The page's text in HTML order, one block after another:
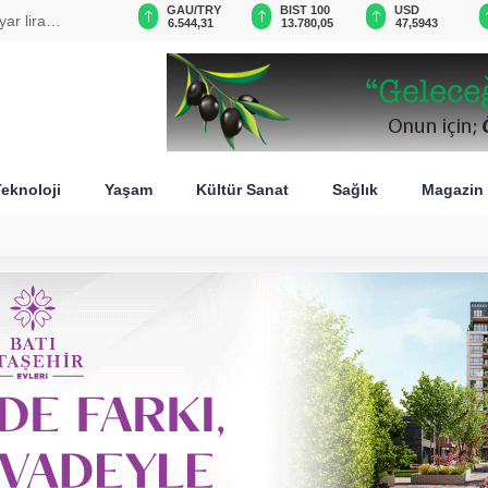
edecek6.544,31
BIST 100
13.780,05
USD
47,5943
EUR
55,0592
Yaşam Kültür Sanat Sağlık Magazin